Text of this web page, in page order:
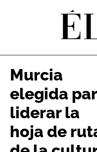
Murcia
elegida
liderar la
hoja de